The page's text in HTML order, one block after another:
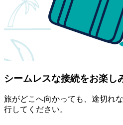
シームレスな接続をお楽し
旅がどこへ向かっても、途切れ
行してください。